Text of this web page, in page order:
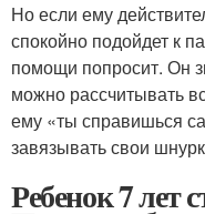
Но если ему
спокойно подойдет к
помощи попросит. Он
можно рассчитывать
ему «ты справишься
завязывать свои
Ребенок 7 лет